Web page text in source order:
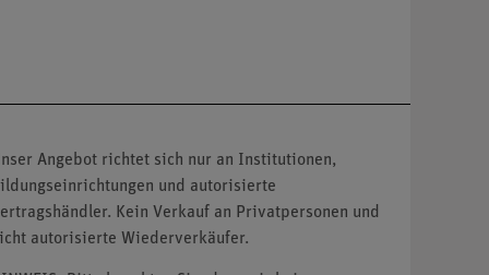
Angebot richtet sich nur an Institutionen,
und autorisierte
Kein Verkauf an Privatpersonen und
autorisierte Wiederverkäufer.